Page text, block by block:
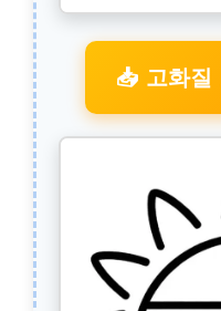
📥 고화질